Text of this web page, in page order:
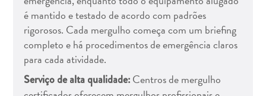
Serviços
de
táxi
Spa
é mantido e testado de acordo com padrões
rigorosos. Cada mergulho começa com um briefing
completo e há procedimentos de emergência claros
para cada atividade.
Serviço de alta qualidade:Centros de mergulho